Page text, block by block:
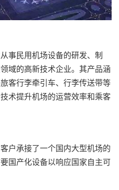
民用机场设备的研发、制
域的高新技术企业。其产品涵
客行李牵引车、行李传送带等
术提升机场的运营效率和乘客
承接了一个国内大型机场的
国产化设备以响应国家自主可